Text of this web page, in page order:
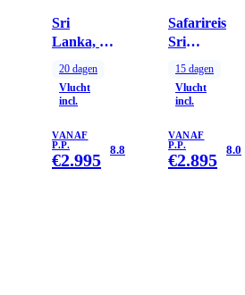
Sri
Lanka, 20
20 dagen
Vlucht
incl.
VANAF
P.P.
€2.995 8.8
Safarireis
Sri
dagen
15 dagen
Vlucht
incl.
VANAF
P.P.
€2.895 8.0